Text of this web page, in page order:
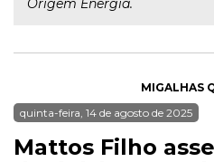
Origem Energia.
MIGALHAS
quinta-feira, 14 de agosto de 2025
Mattos Filho